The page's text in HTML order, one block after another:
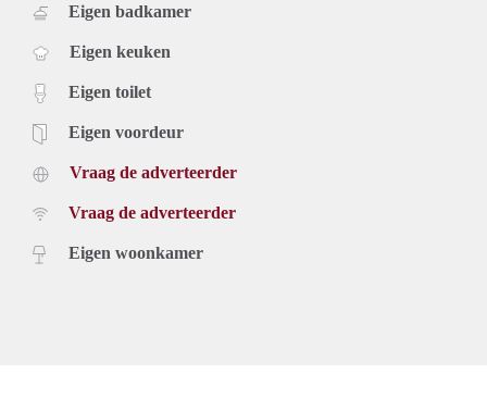
Eigen badkamer
Eigen keuken
Eigen toilet
Eigen voordeur
Vraag de adverteerder
Vraag de adverteerder
Eigen woonkamer